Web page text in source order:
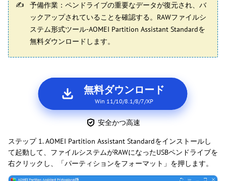
予備作業：ペンドライブの重要なデータが復元され、バ
ックアップされていることを確認する。RAWファイルシ
ステム形式ツール-AOMEI Partition Assistant Standardを
無料ダウンロードします。
無料ダウンロード
Win 11/10/8.1/8/7/XP
安全かつ高速
ステップ 1. AOMEI Partition Assistant Standardをインストールし
て起動して、ファイルシステムがRAWになったUSBペンドライブを
右クリックし、「パーティションをフォーマット」を押します。